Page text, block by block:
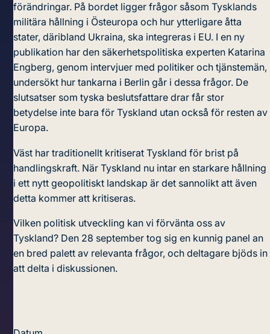
förändringar. På bordet ligger frågor såsom Tysklands
militära hållning i Östeuropa och hur ytterligare åtta
stater, däribland Ukraina, ska integreras i EU. I en ny
publikation har den säkerhetspolitiska experten Katarina
Engberg, genom intervjuer med politiker och tjänstemän,
undersökt hur tankarna i Berlin går i dessa frågor. De
slutsatser som tyska beslutsfattare drar får stor
betydelse inte bara för Tyskland utan också för resten av
Europa.
Väst har traditionellt kritiserat Tyskland för brist på
handlingskraft. När Tyskland nu intar en starkare hållning
i ett nytt geopolitiskt landskap är det sannolikt att även
detta kommer att kritiseras.
Vilken politisk utveckling kan vi förvänta oss av
Tyskland? Den 28 september tog sig en kunnig panel an
en bred palett av relevanta frågor, och deltagare bjöds in
att delta i diskussionen.